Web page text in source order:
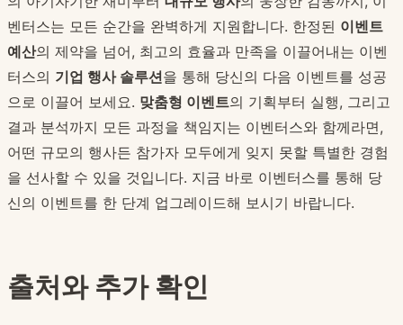
벤터스는 모든 순간을 완벽하게 지원합니다. 한정된 이벤트
예산의 제약을 넘어, 최고의 효율과 만족을 이끌어내는 이벤
터스의 기업 행사 솔루션을 통해 당신의 다음 이벤트를 성공
으로 이끌어 보세요. 맞춤형 이벤트의 기획부터 실행, 그리고
결과 분석까지 모든 과정을 책임지는 이벤터스와 함께라면,
어떤 규모의 행사든 참가자 모두에게 잊지 못할 특별한 경험
을 선사할 수 있을 것입니다. 지금 바로 이벤터스를 통해 당
신의 이벤트를 한 단계 업그레이드해 보시기 바랍니다.
출처와 추가 확인